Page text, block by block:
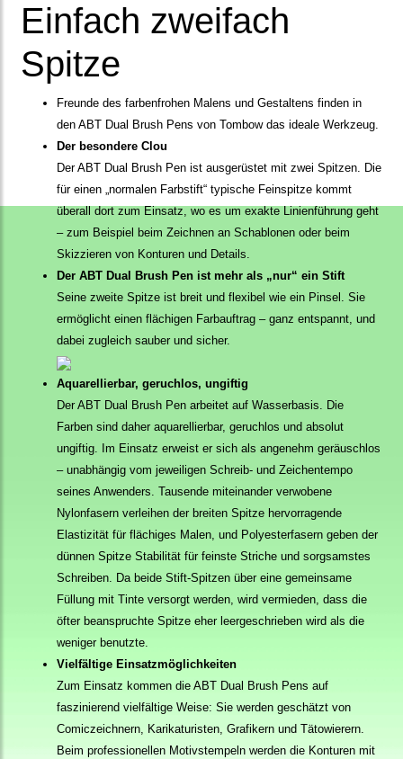
Einfach zweifach
Spitze
Freunde des farbenfrohen Malens und Gestaltens finden in
den ABT Dual Brush Pens von Tombow das ideale Werkzeug.
Der besondere Clou
Der ABT Dual Brush Pen ist ausgerüstet mit zwei Spitzen. Die
für einen „normalen Farbstift“ typische Feinspitze kommt
überall dort zum Einsatz, wo es um exakte Linienführung geht
– zum Beispiel beim Zeichnen an Schablonen oder beim
Skizzieren von Konturen und Details.
Der ABT Dual Brush Pen ist mehr als „nur“ ein Stift
Seine zweite Spitze ist breit und flexibel wie ein Pinsel. Sie
ermöglicht einen flächigen Farbauftrag – ganz entspannt, und
dabei zugleich sauber und sicher.
Aquarellierbar, geruchlos, ungiftig
Der ABT Dual Brush Pen arbeitet auf Wasserbasis. Die
Farben sind daher aquarellierbar, geruchlos und absolut
ungiftig. Im Einsatz erweist er sich als angenehm geräuschlos
– unabhängig vom jeweiligen Schreib- und Zeichentempo
seines Anwenders. Tausende miteinander verwobene
Nylonfasern verleihen der breiten Spitze hervorragende
Elastizität für flächiges Malen, und Polyesterfasern geben der
dünnen Spitze Stabilität für feinste Striche und sorgsamstes
Schreiben. Da beide Stift-Spitzen über eine gemeinsame
Füllung mit Tinte versorgt werden, wird vermieden, dass die
öfter beanspruchte Spitze eher leergeschrieben wird als die
weniger benutzte.
Vielfältige Einsatzmöglichkeiten
Zum Einsatz kommen die ABT Dual Brush Pens auf
faszinierend vielfältige Weise: Sie werden geschätzt von
Comiczeichnern, Karikaturisten, Grafikern und Tätowierern.
Beim professionellen Motivstempeln werden die Konturen mit